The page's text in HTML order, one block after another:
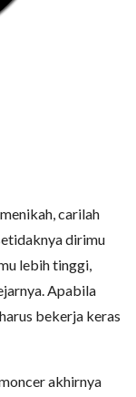
carilah
dirimu
lebih tinggi,
Apabila
bekerja keras
akhirnya